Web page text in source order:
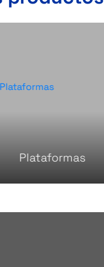
Plataformas